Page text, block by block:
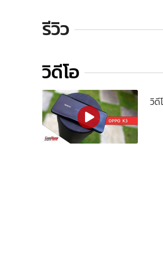
รีวิว
วิดีโอ
วิดี